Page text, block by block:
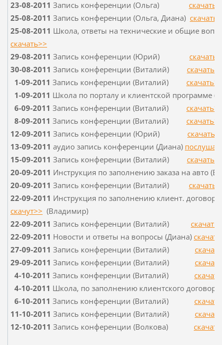
23-08-2011 Запись конференции (Ольга)
25-08-2011 Запись конференции (Ольга, Диана)
25-08-2011 Школа, ответы на технические и общие
скачать>>
29-08-2011 Запись конференции (Юрий)
30-08-2011 Запись конференции (Виталий)
1-09-2011 Запись конференции (Виталий)
1-09-2011 Школа по порталу и клиентской программе
6-09-2011 Запись конференции (Виталий)
8-09-2011 Запись конференции (Виталий)
12-09-2011 Запись конференции (Юрий)
13-09-2011 аудио запись конференции (Диана)
15-09-2011 Запись конференции (Виталий)
20-09-2011 Инструкция по заполнению заказа на авто
20-09-2011 Запись конференции (Виталий)
22-09-2011 Инструкция по заполнению клиент.
скачут>> (Владимир)
22-09-2011 Запись конференции (Виталий)
22-09-2011 Новости и ответы на вопросы (Диана)
27-09-2011 Запись конференции (Виталий)
29-09-2011 Запись конференции (Виталий)
4-10-2011 Запись конференции (Виталий)
4-10-2011 Школа, по заполнению клиентского
6-10-2011 Запись конференции (Виталий)
11-10-2011 Запись конференции (Виталий)
12-10-2011 Запись конференции (Волкова)